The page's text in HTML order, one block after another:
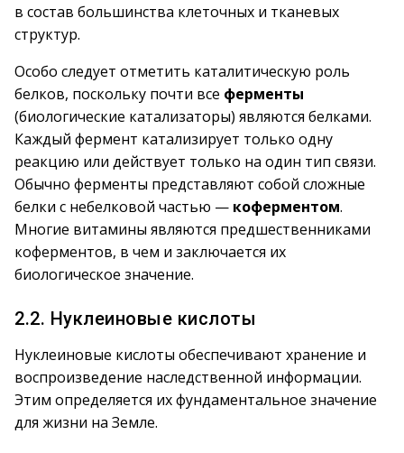
в состав большинства клеточных и тканевых
структур.
Особо следует отметить каталитическую роль
белков, поскольку почти все ферменты
(биологические катализаторы) являются белками.
Каждый фермент катализирует только одну
реакцию или действует только на один тип связи.
Обычно ферменты представляют собой сложные
белки с небелковой частью — коферментом.
Многие витамины являются предшественниками
коферментов, в чем и заключается их
биологическое значение.
2.2. Нуклеиновые кислоты
Нуклеиновые кислоты обеспечивают хранение и
воспроизведение наследственной информации.
Этим определяется их фундаментальное значение
для жизни на Земле.